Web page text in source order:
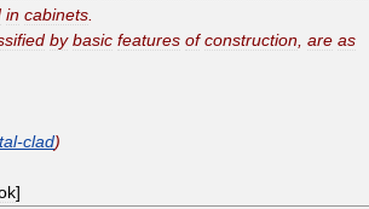
in cabinets
by basic features of construction are as
-clad)
]